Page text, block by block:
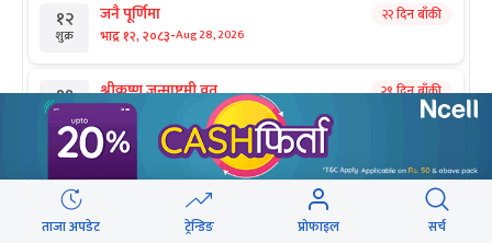
१२
शुक्र
जनै पूर्णिमा
भाद्र १२, २०८३-Aug 28, 2026
२२ दिन बाँकी
१९
शुक्र
श्रीकृष्ण जन्माष्टमी व्रत
भाद्र १९, २०८३ Sep 4, 2026
२९ दिन बाँकी
३
शनि
संविधान दिवस
- Sep 19, 2026
१ महिना बाँकी
ताजा अपडेट ट्रेन्डिङ प्रोफाइल सर्च